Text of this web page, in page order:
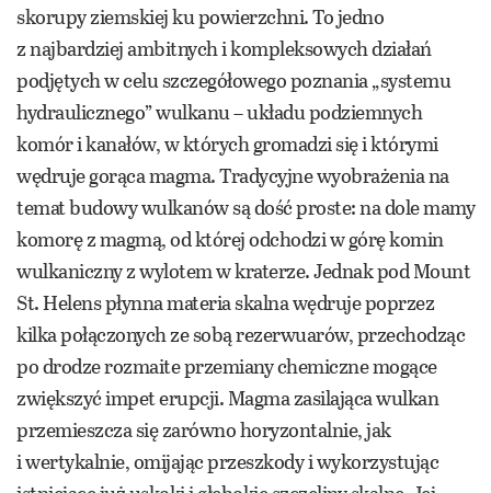
skorupy ziemskiej ku powierzchni. To jedno
z najbardziej ambitnych i kompleksowych działań
podjętych w celu szczegółowego poznania „systemu
hydraulicznego” wulkanu – układu podziemnych
komór i kanałów, w których gromadzi się i którymi
wędruje gorąca magma. Tradycyjne wyobrażenia na
temat budowy wulkanów są dość proste: na dole mamy
komorę z magmą, od której odchodzi w górę komin
wulkaniczny z wylotem w kraterze. Jednak pod Mount
St. Helens płynna materia skalna wędruje poprzez
kilka połączonych ze sobą rezerwuarów, przechodząc
po drodze rozmaite przemiany chemiczne mogące
zwiększyć impet erupcji. Magma zasilająca wulkan
przemieszcza się zarówno horyzontalnie, jak
i wertykalnie, omijając przeszkody i wykorzystując